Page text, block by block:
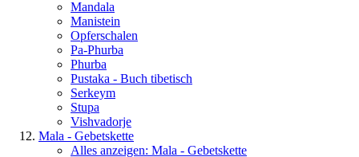
Mandala
Manistein
Opferschalen
Pa-Phurba
Phurba
Pustaka - Buch tibetisch
Serkeym
Stupa
Vishvadorje
Mala - Gebetskette
Alles anzeigen: Mala - Gebetskette